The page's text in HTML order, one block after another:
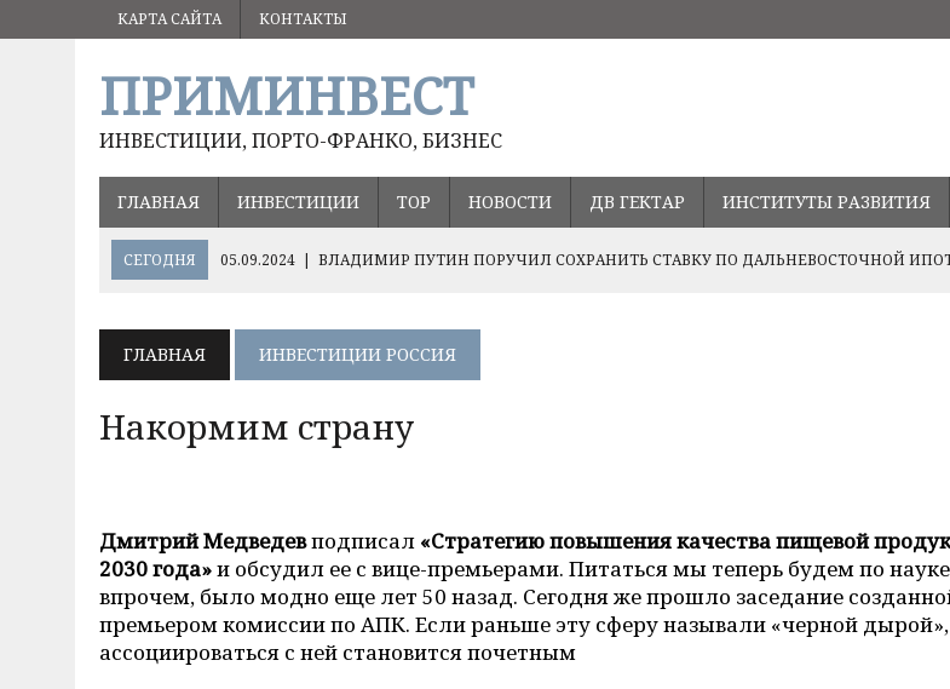
КАРТА САЙТА КОНТАКТЫ
ПРИМИНВЕСТ
ИНВЕСТИЦИИ, ПОРТО-ФРАНКО, БИЗНЕС
ГЛАВНАЯ ИНВЕСТИЦИИ ТОР НОВОСТИ ДВ ГЕКТАР ИНСТИТУТЫ РАЗВИТИЯ
СЕГОДНЯ 05.09.2024 | ВЛАДИМИР ПУТИН ПОРУЧИЛ СОХРАНИТЬ СТАВКУ ПО ДАЛЬНЕВОСТОЧНОЙ
10.12.2024 | ВАЖНЫЕ РЕШЕНИЯ ДЛЯ РАЗВИТИЯ РИСОВОДСТВА В ПРИМОРЬЕ
ГЛАВНАЯ ИНВЕСТИЦИИ РОССИЯ
Накормим страну
Дмитрий Медведевподписал «Стратегию повышения качества пищевой
2030 года»и обсудил ее с вице-премьерами. Питаться мы теперь будем по
впрочем, было модно еще лет 50 назад. Сегодня же прошло заседание
премьером комиссии по АПК. Если раньше эту сферу называли «черной дырой»,
ассоциироваться с ней становится почетным